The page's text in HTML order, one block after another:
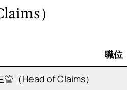
）
職位
管（Head of Claims）